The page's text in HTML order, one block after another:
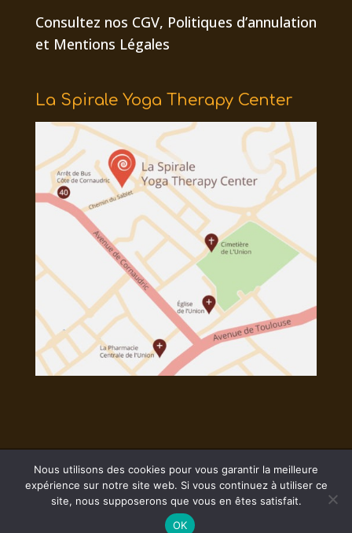
Consultez nos CGV, Politiques d’annulation
et Mentions Légales
La Spirale Yoga Therapy Center
© 2018-2026 La Spirale Yoga |Mentions
Légales
Nous utilisons des cookies pour vous garantir la meilleure
expérience sur notre site web. Si vous continuez à utiliser ce
site, nous supposerons que vous en êtes satisfait.
OK